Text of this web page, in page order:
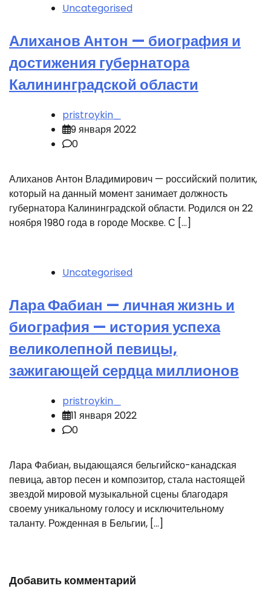
Uncategorised
Алиханов Антон — биография и
достижения губернатора
Калининградской области
pristroykin_
9 января 2022
0
Алиханов Антон Владимирович — российский политик,
который на данный момент занимает должность
губернатора Калининградской области. Родился он 22
ноября 1980 года в городе Москве. С […]
Uncategorised
Лара Фабиан — личная жизнь и
биография — история успеха
великолепной певицы,
зажигающей сердца миллионов
pristroykin_
11 января 2022
0
Лара Фабиан, выдающаяся бельгийско-канадская
певица, автор песен и композитор, стала настоящей
звездой мировой музыкальной сцены благодаря
своему уникальному голосу и исключительному
таланту. Рожденная в Бельгии, […]
Добавить комментарий